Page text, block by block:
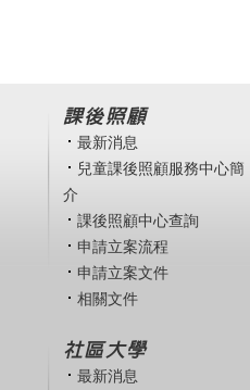
課後照顧
最新消息
兒童課後照顧服務中心簡
介
課後照顧中心查詢
申請立案流程
申請立案文件
相關文件
社區大學
最新消息